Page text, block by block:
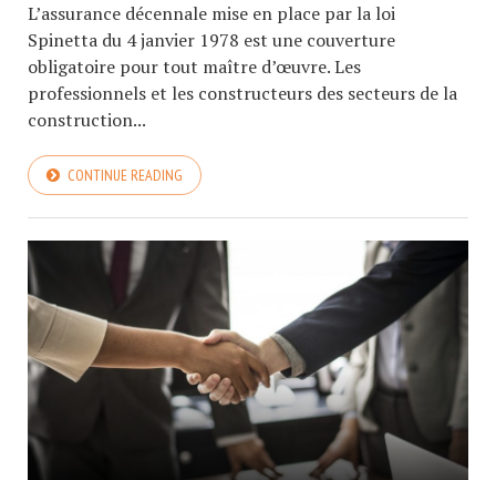
L’assurance décennale mise en place par la loi
Spinetta du 4 janvier 1978 est une couverture
obligatoire pour tout maître d’œuvre. Les
professionnels et les constructeurs des secteurs de la
construction...
CONTINUE READING